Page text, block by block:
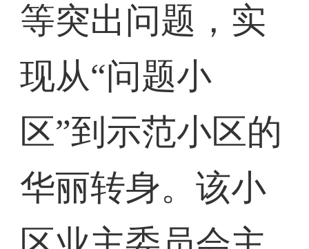
等突出问题，实
现从“问题小
区”到示范小区的
华丽转身。该小